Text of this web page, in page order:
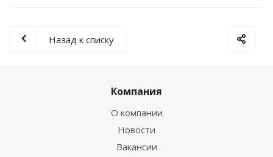
Назад к списку
Компания
О компании
Новости
Вакансии